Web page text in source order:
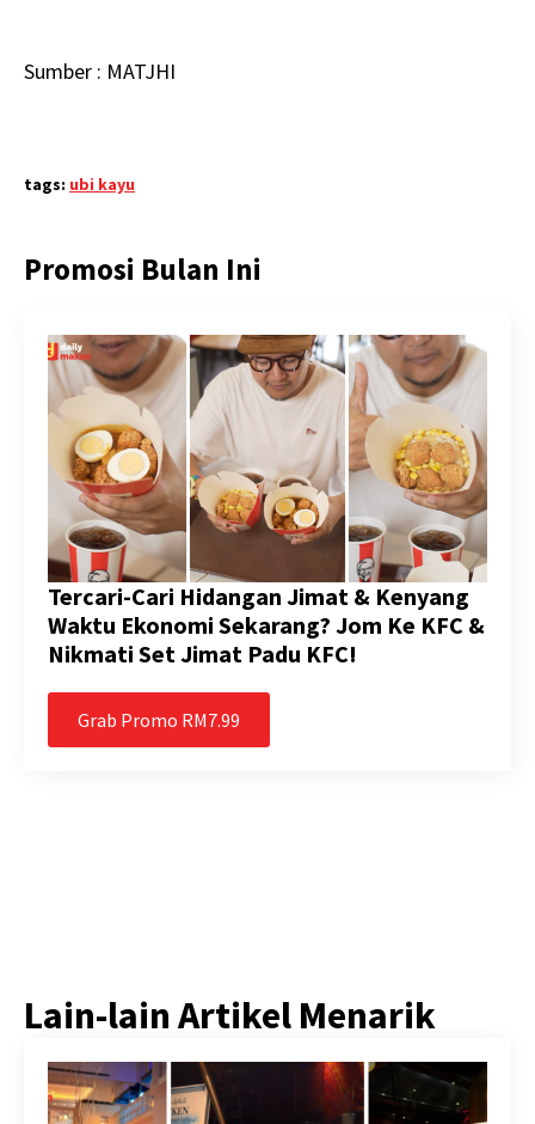
Sumber : MATJHI
tags: ubi kayu
Promosi Bulan Ini
Tercari-Cari Hidangan Jimat & Kenyang
Waktu Ekonomi Sekarang? Jom Ke KFC &
Nikmati Set Jimat Padu KFC!
Grab Promo RM7.99
Lain-lain Artikel Menarik